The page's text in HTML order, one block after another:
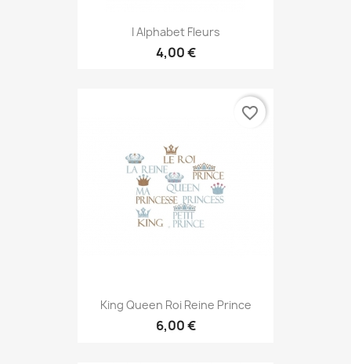
I Alphabet Fleurs
4,00 €
King Queen Roi Reine Prince
6,00 €
favorite_border